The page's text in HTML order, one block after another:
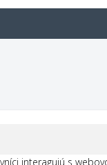
interagujú s